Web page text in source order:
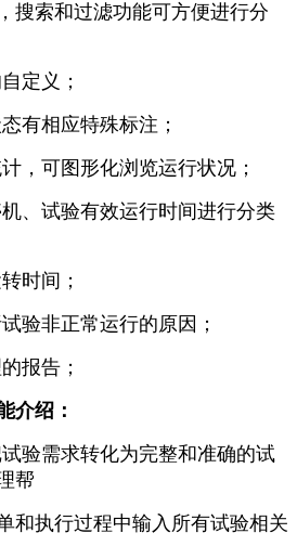
搜索和过滤功能可方便进行分
定义；
有相应特殊标注；
，可图形化浏览运行状况；
、试验有效运行时间进行分类
时间；
验非正常运行的原因；
报告；
介绍：
验需求转化为完整和准确的试
帮
和执行过程中输入所有试验相关